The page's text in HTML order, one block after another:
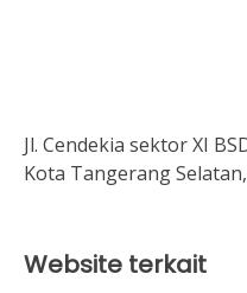
Jl. Cendekia sektor XI
Kota Tangerang
Website terkait